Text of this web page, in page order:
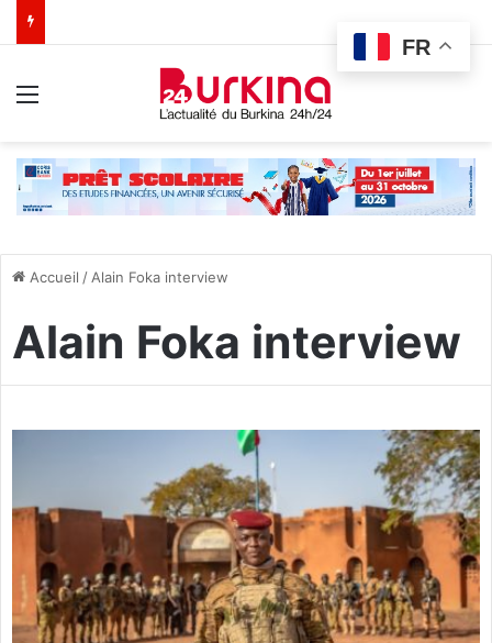
Accueil / Alain Foka interview
Alain Foka interview
FR